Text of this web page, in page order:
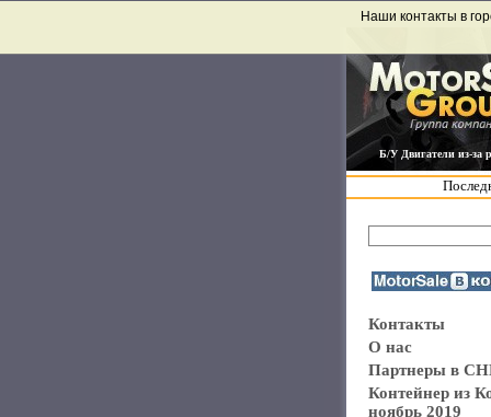
Б/У Двигатели из-за
Наши контакты в
Контакты
О нас
Партнеры в
Контейнер из
ноябрь 2019